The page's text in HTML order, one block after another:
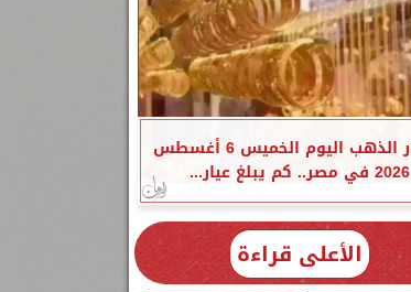
أسعار الذهب اليوم الخميس 6 أغسطس
2026 في مصر.. كم يبلغ عيار...
الأعلى قراءة